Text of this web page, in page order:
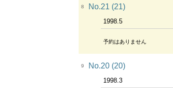
8 No.21 (21)
1998.5
予約はありません
9 No.20 (20)
1998.3